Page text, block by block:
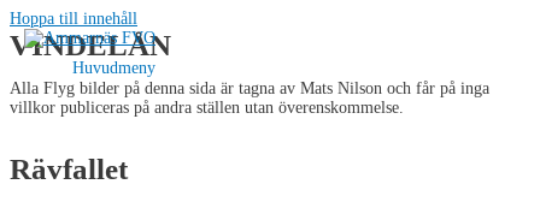
Hoppa till innehåll
Huvudmeny
VINDELÅN
Alla Flyg bilder på denna sida är tagna av Mats Nilson och får på inga
villkor publiceras på andra ställen utan överenskommelse.
Rävfallet